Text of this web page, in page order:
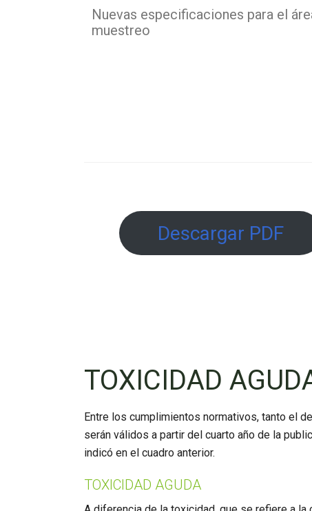
Nuevas especificaciones para el
muestreo
Descargar PDF
TOXICIDAD
Entre los cumplimientos normativos, tanto el
serán válidos a partir del cuarto año de la
indicó en el cuadro anterior.
TOXICIDAD AGUDA